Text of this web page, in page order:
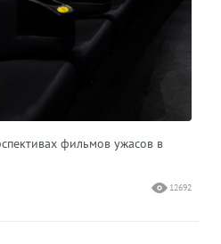
фильмов ужасов в
12692